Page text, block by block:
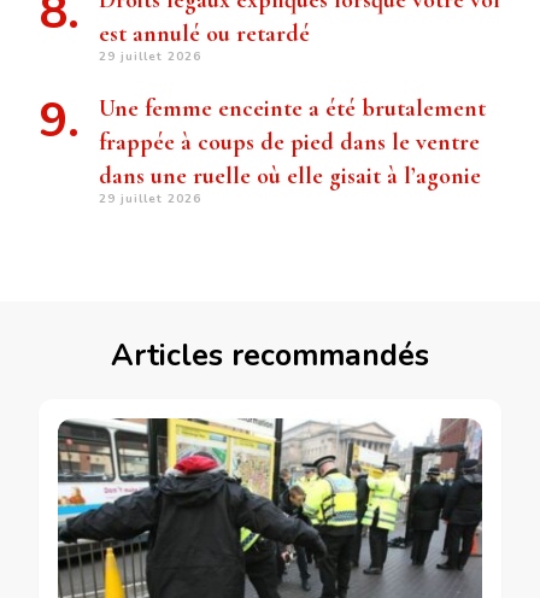
est annulé ou retardé
29 juillet 2026
Une femme enceinte a été brutalement
frappée à coups de pied dans le ventre
dans une ruelle où elle gisait à l’agonie
29 juillet 2026
Articles recommandés